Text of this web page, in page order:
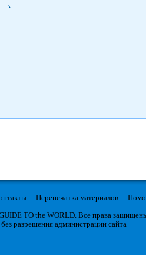
)
Перепечатка материалов
TO the WORLD. Все права
разрешения администрации сайта